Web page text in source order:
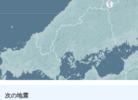
次の地震